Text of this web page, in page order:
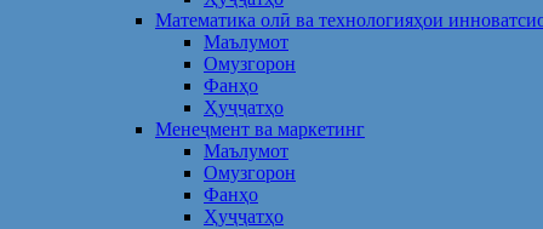
Математика олӣ ва технологияҳои
Маълумот
Омузгорон
Фанҳо
Ҳуҷҷатҳо
Менеҷмент ва маркетинг
Маълумот
Омузгорон
Фанҳо
Ҳуҷҷатҳо